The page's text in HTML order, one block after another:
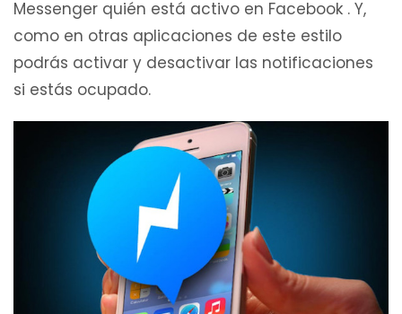
Messenger quién está activo en Facebook . Y,
como en otras aplicaciones de este estilo
podrás activar y desactivar las notificaciones
si estás ocupado.